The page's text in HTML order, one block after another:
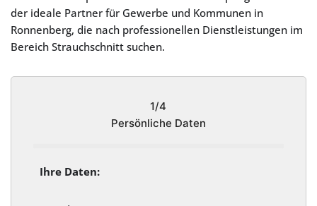
der ideale Partner für Gewerbe und Kommunen in
Ronnenberg, die nach professionellen Dienstleistungen im
Bereich Strauchschnitt suchen.
1/4
Persönliche Daten
Ihre Daten: